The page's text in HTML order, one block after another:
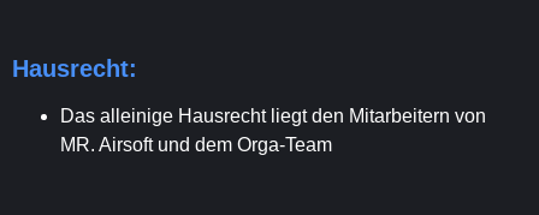
Hausrecht:
Das alleinige Hausrecht liegt den Mitarbeitern von
MR. Airsoft und dem Orga-Team